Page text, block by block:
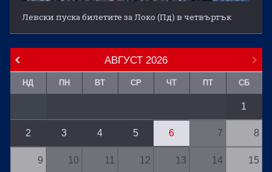
Левски пуска билетите за Локо (Пд) в четвъртък
АВГУСТ 2026
НД ПН ВТ СР ЧТ ПТ СБ
1
2 3 4 5 6 7 8
9 10 11 12 13 14 15